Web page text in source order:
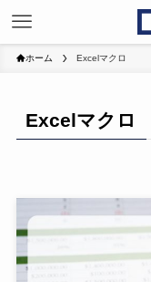
ホーム Excelマクロ
Excelマクロ